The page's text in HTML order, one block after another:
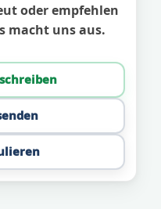
oder empfehlen
macht uns aus.